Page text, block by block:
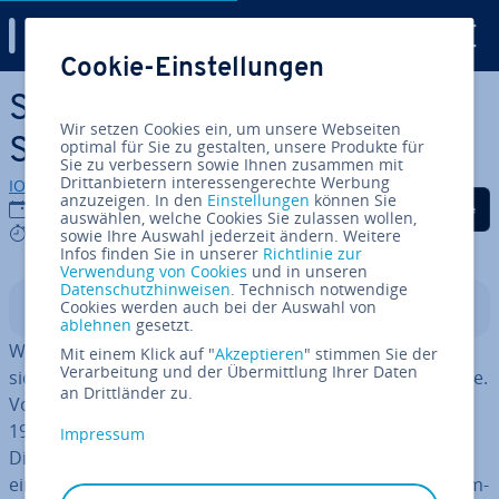
Zum Haupt­in­halt springen
Solid-State-Drive: Was ist
SSD?
IONOS Redaktion
18.12.2023
7 mins
Auf Facebook teilen
Auf Twitter teilen
Auf LinkedIn
In­halts­ver­zeich­nis
Was ist ei­gent­lich SSD? Hinter der Abkürzung verbirgt
sich eine moderne und schnelle Fest­plat­ten-Tech­no­lo­gie.
Vorläufer der SSDs gab es al­ler­dings schon seit den
1950er Jahren, die ei­gent­li­chen SSD-Speicher ab 1970.
Die damaligen Lösungen waren extrem teuer, hatten
eine geringe Le­bens­er­war­tung und verloren ohne Strom­
Cookie-Einstellungen
Wir setzen Cookies ein, um unsere Webseiten
optimal für Sie zu gestalten, unsere Produkte für
Sie zu verbessern sowie Ihnen zusammen mit
Drittanbietern interessengerechte Werbung
anzuzeigen. In den Einstellungen können Sie
auswählen, welche Cookies Sie zulassen wollen,
sowie Ihre Auswahl jederzeit ändern. Weitere
Infos finden Sie in unserer Richtlinie zur
Verwendung von Cookies und in unseren
Datenschutzhinweisen. Technisch notwendige
Cookies werden auch bei der Auswahl von
ablehnen gesetzt.
Mit einem Klick auf "Akzeptieren" stimmen Sie der
Verarbeitung und der Übermittlung Ihrer Daten
an Drittländer zu.
Impressum